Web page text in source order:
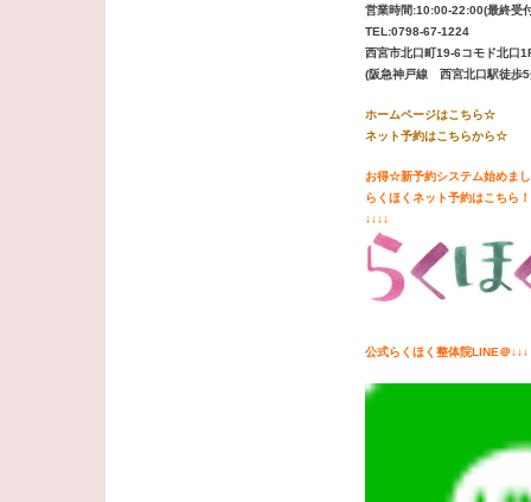
営業時間:10:00-22:00(最終受
TEL:0798-67-1224
西宮市北口町19-6コモド北口
(阪急神戸線 西宮北口駅徒歩5
ホームページはこちら☆
ネット予約はこちらから☆
お得☆新予約システム始めま
らくほくネット予約はこちら！
↓↓↓↓
公式らくほく整体院LINE＠↓↓↓